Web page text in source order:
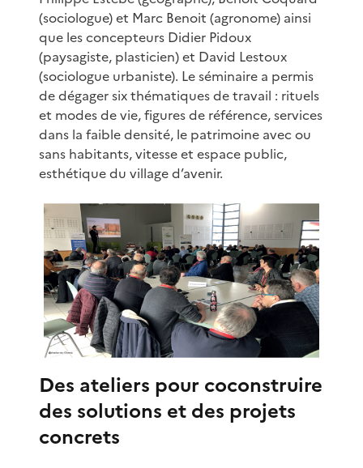
(sociologue) et Marc Benoit (agronome) ainsi
que les concepteurs Didier Pidoux
(paysagiste, plasticien) et David Lestoux
(sociologue urbaniste). Le séminaire a permis
de dégager six thématiques de travail : rituels
et modes de vie, figures de référence, services
dans la faible densité, le patrimoine avec ou
sans habitants, vitesse et espace public,
esthétique du village d’avenir.
Des ateliers pour coconstruire
des solutions et des projets
concrets